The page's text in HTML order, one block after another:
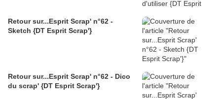
Retour sur...Esprit Scrap' n°62 -
Sketch {DT Esprit Scrap'}
Retour sur...Esprit Scrap' n°62 - Dico
du scrap' {DT Esprit Scrap'}